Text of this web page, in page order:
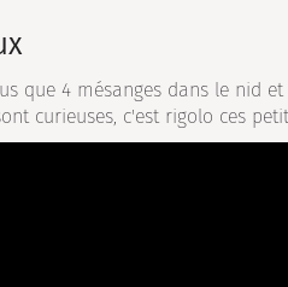
que 4 mésanges dans le nid
curieuses, c'est rigolo ces